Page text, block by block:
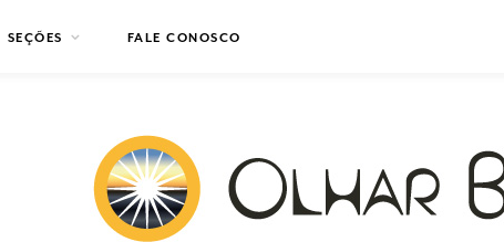
SEÇÕES FALE CONOSCO